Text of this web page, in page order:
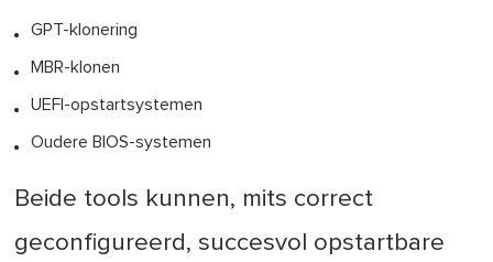
GPT-klonering
MBR-klonen
UEFI-opstartsystemen
Oudere BIOS-systemen
Beide tools kunnen, mits correct
geconfigureerd, succesvol opstartbare